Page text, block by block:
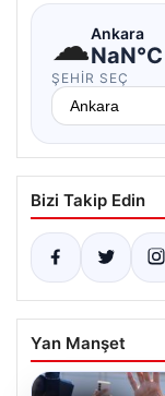
☁Ankara
NaN°C
ŞEHIR SEÇ
Bizi Takip Edin
Yan Manşet